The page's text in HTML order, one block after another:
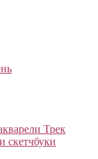
Трек
скетчбуки